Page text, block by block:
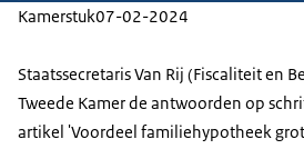
Kamerstuk07-02-2024
Staatssecretaris Van Rij (Fiscaliteit en
Tweede Kamer de antwoorden op
artikel 'Voordeel familiehypotheek